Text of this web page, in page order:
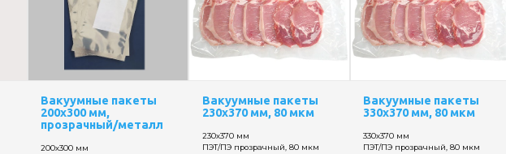
Вакуумные пакеты
200х300 мм,
прозрачный/металл
200х300 мм
Вакуумные пакеты
230х370 мм, 80 мкм
230х370 мм
ПЭТ/ПЭ прозрачный, 80 мкм
Вакуумные пакеты
330х370 мм, 80 мкм
330х370 мм
ПЭТ/ПЭ прозрачный, 80 мкм